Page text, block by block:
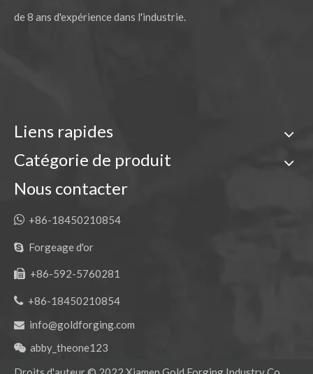
de 8 ans d'expérience dans l'industrie.
Liens rapides
Catégorie de produit
Nous contacter
 +86-18450210854
 Forgeage d'or
 +86-592-5760281
 +86-18450210854
 info@goldforging.com
 abby_theone123